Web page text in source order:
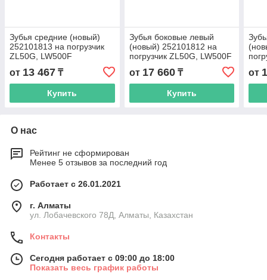
Зубья средние (новый)
252101813 на погрузчик
ZL50G, LW500F
от 13 467 ₸
Купить
Зубья боковые левый
(новый) 252101812 на
погрузчик ZL50G, LW500F
от 17 660₸
Купить
от
О нас
Рейтинг не сформирован
Менее 5 отзывов за последний год
Работает с 26.01.2021
г. Алматы
ул. Лобачевского 78Д, Алматы, Казахстан
Контакты
Сегодня работает с 09:00 до 18:00
Показать весь график работы